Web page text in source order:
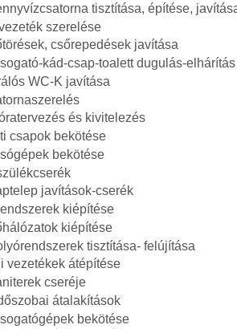
tisztítása, építése,
szerelése
csőrepedések javítása
kád-csap-toalett dugulás-elhárítás
WC-K javítása
és kivitelezés
csapok bekötése
bekötése
javítások-cserék
kiépítése
kiépítése
tisztítása- felújítása
vezetékek átépítése
cseréje
átalakítások
bekötése